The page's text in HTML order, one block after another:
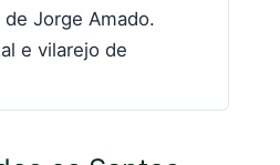
Jorge Amado.
e vilarejo de